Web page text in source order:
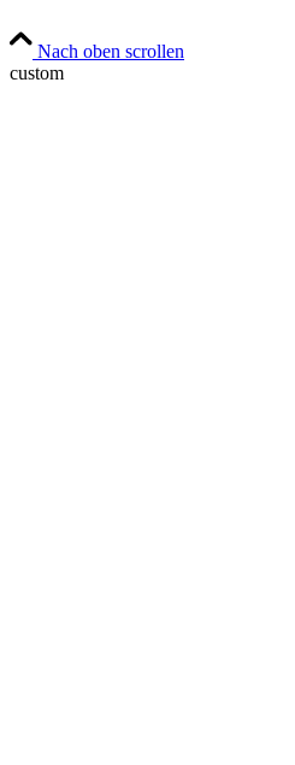
Nach oben scrollen
custom